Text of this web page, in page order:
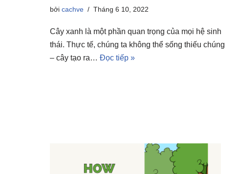
bởi cachve Tháng 6 10, 2022
Cây xanh là một phần quan trọng của mọi hệ sinh
thái. Thực tế, chúng ta không thể sống thiếu chúng
– cây tạo ra… Đọc tiếp »